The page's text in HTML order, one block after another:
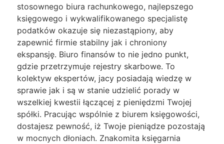
stosownego biura rachunkowego, najlepszego
księgowego i wykwalifikowanego specjalistę
podatków okazuje się niezastąpiony, aby
zapewnić firmie stabilny jak i chroniony
ekspansję. Biuro finansów to nie jedno punkt,
gdzie przetrzymuje rejestry skarbowe. To
kolektyw ekspertów, jacy posiadają wiedzę w
sprawie jak i są w stanie udzielić porady w
wszelkiej kwestii łączącej z pieniędzmi Twojej
spółki. Pracując wspólnie z biurem księgowości,
dostajesz pewność, iż Twoje pieniądze pozostają
w mocnych dłoniach. Znakomita księgarnia